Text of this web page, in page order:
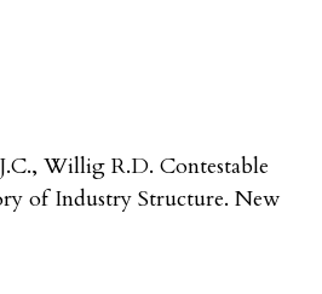
Willig R.D. Contestable
of Industry Structure. New